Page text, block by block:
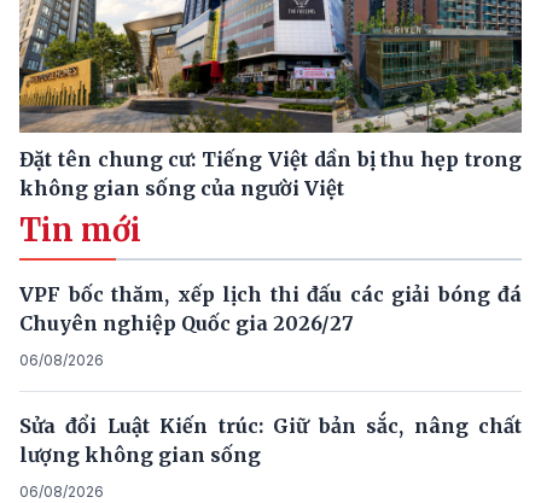
Đặt tên chung cư: Tiếng Việt dần bị thu hẹp trong
không gian sống của người Việt
Tin mới
VPF bốc thăm, xếp lịch thi đấu các giải bóng đá
Chuyên nghiệp Quốc gia 2026/27
06/08/2026
Sửa đổi Luật Kiến trúc: Giữ bản sắc, nâng chất
lượng không gian sống
06/08/2026